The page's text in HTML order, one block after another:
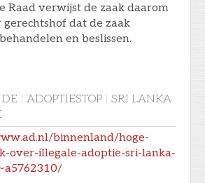
Raad verwijst de zaak daarom
dat de zaak
en beslissen.
ADOPTIESTOP
SRI LANKA
binnenland/hoge-
over-illegale-adoptie-sri-lanka-